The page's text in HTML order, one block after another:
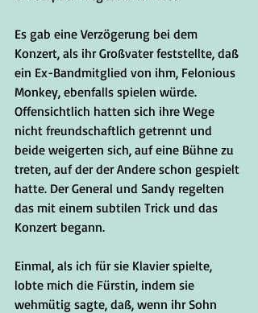
Es gab eine Verzögerung bei dem
Konzert, als ihr Großvater feststellte, daß
ein Ex-Bandmitglied von ihm, Felonious
Monkey, ebenfalls spielen würde.
Offensichtlich hatten sich ihre Wege
nicht freundschaftlich getrennt und
beide weigerten sich, auf eine Bühne zu
treten, auf der der Andere schon gespielt
hatte. Der General und Sandy regelten
das mit einem subtilen Trick und das
Konzert begann.
Einmal, als ich für sie Klavier spielte,
lobte mich die Fürstin, indem sie
wehmütig sagte, daß, wenn ihr Sohn